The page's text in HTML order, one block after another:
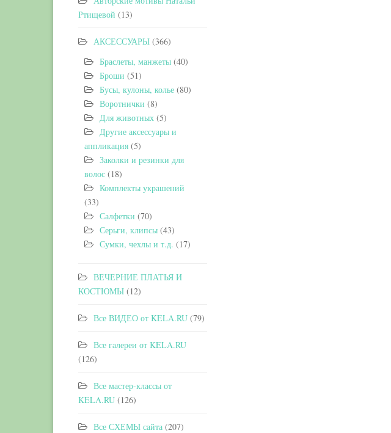
Ртищевой (13)
АКСЕССУАРЫ (366)
Браслеты, манжеты (40)
Броши (51)
Бусы, кулоны, колье (80)
Воротнички (8)
Для животных (5)
Другие аксессуары и
аппликация (5)
Заколки и резинки для
волос (18)
Комплекты украшений
(33)
Салфетки (70)
Серьги, клипсы (43)
Сумки, чехлы и т.д. (17)
ВЕЧЕРНИЕ ПЛАТЬЯ И
КОСТЮМЫ (12)
Все ВИДЕО от KELA.RU (79)
Все галереи от KELA.RU
(126)
Все мастер-классы от
KELA.RU (126)
Все СХЕМЫ сайта (207)